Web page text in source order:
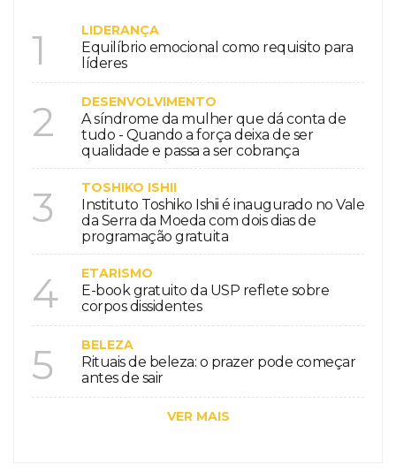
1 LIDERANÇA
Equilíbrio emocional como requisito para
líderes
2 DESENVOLVIMENTO
A síndrome da mulher que dá conta de
tudo - Quando a força deixa de ser
qualidade e passa a ser cobrança
3 TOSHIKO ISHII
Instituto Toshiko Ishii é inaugurado no Vale
da Serra da Moeda com dois dias de
programação gratuita
4 ETARISMO
E-book gratuito da USP reflete sobre
corpos dissidentes
5 BELEZA
Rituais de beleza: o prazer pode começar
antes de sair
VER MAIS